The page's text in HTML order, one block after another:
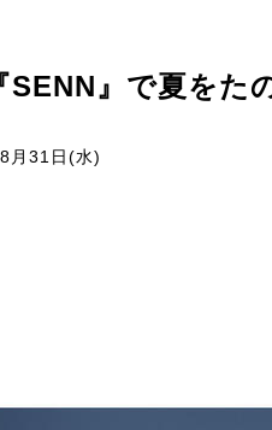
』で夏をた
月31日(水)